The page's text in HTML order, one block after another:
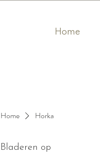
Home
Home Horka
Bladeren op